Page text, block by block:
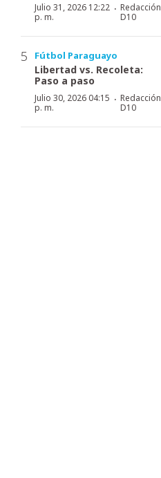
Julio 31, 2026 12:22
p. m.
· Redacción
D10
Fútbol Paraguayo
Libertad vs. Recoleta:
Paso a paso
Julio 30, 2026 04:15
p. m.
· Redacción
D10